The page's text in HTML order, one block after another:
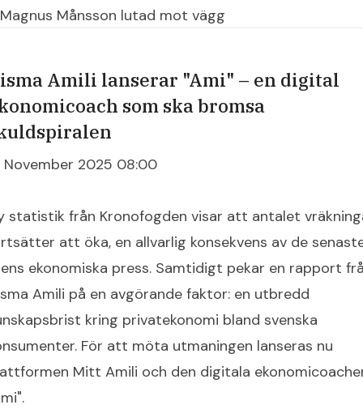
Amili lanserar "Ami" – en digital
som ska bromsa
November 2025 08:00
statistik från Kronofogden visar att antalet
att öka, en allvarlig konsekvens av de
ekonomiska press. Samtidigt pekar en rapport
Amili på en avgörande faktor: en utbredd
kring privatekonomi bland svenska
För att möta utmaningen lanseras nu
Mitt Amili och den digitala